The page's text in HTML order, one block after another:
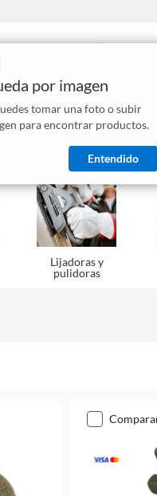
por imagen
tomar una foto o subir
para encontrar productos.
Entendido
Mostraremos
disponibles
Lijadoras y
pulidoras